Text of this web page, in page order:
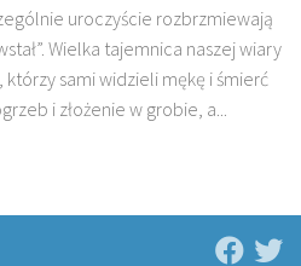
uroczyście rozbrzmiewają
Wielka tajemnica naszej wiary
sami widzieli mękę i śmierć
i złożenie w grobie, a...